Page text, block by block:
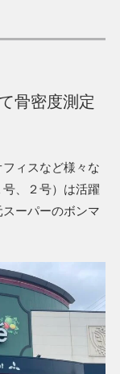
骨密度測定
ィスなど様々な
、２号）は活躍
ーパーのボンマ